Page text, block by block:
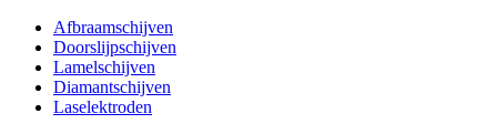
Afbraamschijven
Doorslijpschijven
Lamelschijven
Diamantschijven
Laselektroden